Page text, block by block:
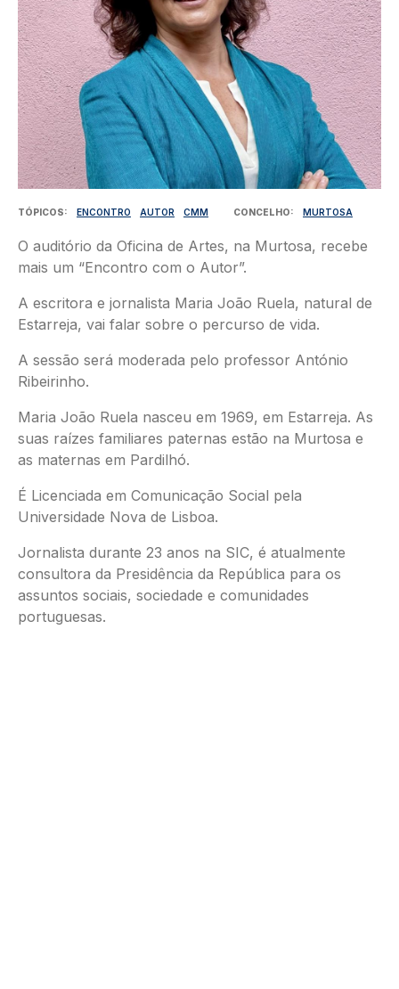
TÓPICOS ENCONTRO AUTOR CMM CONCELHO MURTOSA
O auditório da Oficina de Artes, na Murtosa, recebe
mais um “Encontro com o Autor”.
A escritora e jornalista Maria João Ruela, natural de
Estarreja, vai falar sobre o percurso de vida.
A sessão será moderada pelo professor António
Ribeirinho.
Maria João Ruela nasceu em 1969, em Estarreja. As
suas raízes familiares paternas estão na Murtosa e
as maternas em Pardilhó.
É Licenciada em Comunicação Social pela
Universidade Nova de Lisboa.
Jornalista durante 23 anos na SIC, é atualmente
consultora da Presidência da República para os
assuntos sociais, sociedade e comunidades
portuguesas.